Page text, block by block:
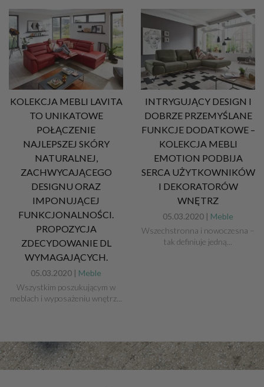
KOLEKCJA MEBLI LAVITA
TO UNIKATOWE
POŁĄCZENIE
NAJLEPSZEJ SKÓRY
NATURALNEJ,
ZACHWYCAJĄCEGO
DESIGNU ORAZ
IMPONUJĄCEJ
FUNKCJONALNOŚCI.
PROPOZYCJA
ZDECYDOWANIE DL
WYMAGAJĄCYCH.
05.03.2020 | Meble
Wszystkim poszukującym w
meblach i wyposażeniu wnętrz...
INTRYGUJĄCY DESIGN I
DOBRZE PRZEMYŚLANE
FUNKCJE DODATKOWE –
KOLEKCJA MEBLI
EMOTION PODBIJA
SERCA UŻYTKOWNIKÓW
I DEKORATORÓW
WNĘTRZ
05.03.2020 | Meble
Wszechstronna i nowoczesna –
tak definiuje jedną...